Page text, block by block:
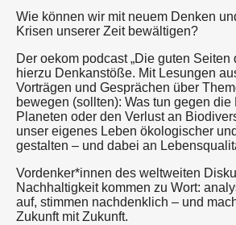
Wie können wir mit neuem Denken
Krisen unserer Zeit bewältigen?
Der oekom podcast „Die guten Seiten
hierzu Denkanstöße. Mit Lesungen
Vorträgen und Gesprächen über
bewegen (sollten): Was tun gegen
Planeten oder den Verlust an
unser eigenes Leben ökologischer
gestalten – und dabei an
Vordenker*innen des weltweiten
Nachhaltigkeit kommen zu Wort:
auf, stimmen nachdenklich – und
Zukunft mit Zukunft.